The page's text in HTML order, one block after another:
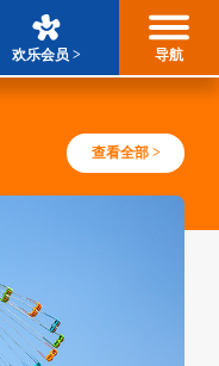
欢乐会员 > 导航
查看全部 >